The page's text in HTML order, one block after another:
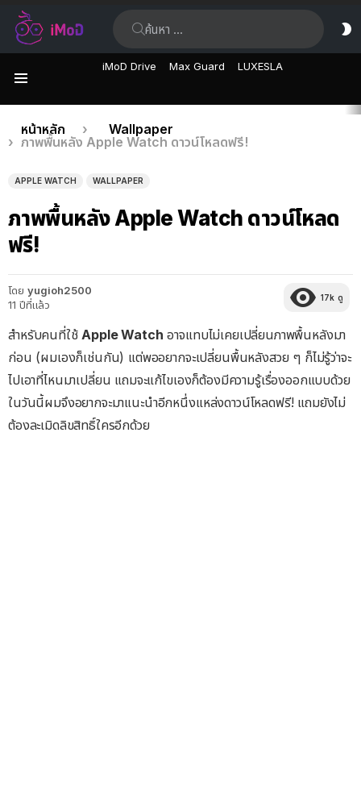
iMoD Drive Max Guard LUXESLA
เรื่อง
ล่าสุด
คุณอยู่ที่นี่:
หน้าหลัก
Wallpaper
ภาพพื้นหลัง Apple Watch ดาวน์โหลดฟรี!
APPLE WATCH WALLPAPER
ภาพพื้นหลัง Apple Watch ดาวน์โหลด
ฟรี!
โดย yugioh2500
11 ปีที่แล้ว
17k ดู
สำหรับคนที่ใช้Apple Watch อาจแทบไม่เคยเปลี่ยนภาพพื้นหลังมา
ก่อน (ผมเองก็เช่นกัน) แต่พออยากจะเปลี่ยนพื้นหลังสวย ๆ ก็ไม่รู้ว่าจะ
ไปเอาที่ไหนมาเปลี่ยน แถมจะแก้ไขเองก็ต้องมีความรู้เรื่องออกแบบด้วย
ในวันนี้ผมจึงอยากจะมาแนะนำอีกหนึ่งแหล่งดาวน์โหลดฟรี! แถมยังไม่
ต้องละเมิดลิขสิทธิ์ใครอีกด้วย